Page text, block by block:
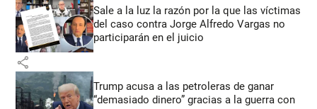
Sale a la luz la razón por la que las víctimas
del caso contra Jorge Alfredo Vargas no
participarán en el juicio
share
Trump acusa a las petroleras de ganar
“demasiado dinero” gracias a la guerra con